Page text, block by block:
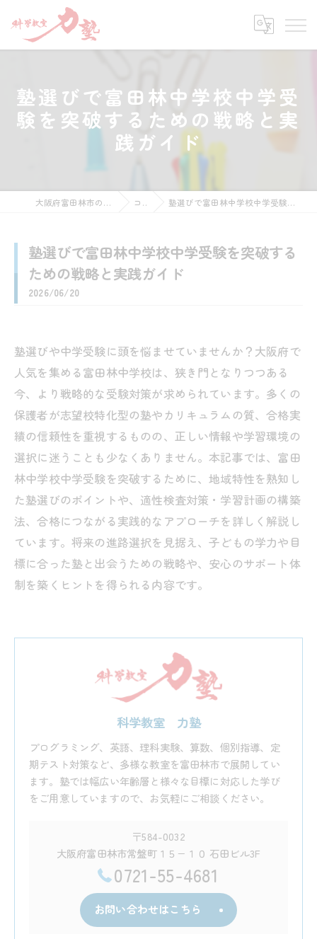
塾選びで富田林中学校中学受
験を突破するための戦略と実
践ガイド
大阪府富田林市の塾なら科学教室 力塾 コラム 塾選びで富田林中学校中学受験を突破するための戦略と実践ガイド
塾選びで富田林中学校中学受験を突破する
ための戦略と実践ガイド
2026/06/20
塾選びや中学受験に頭を悩ませていませんか？大阪府で
人気を集める富田林中学校は、狭き門となりつつある
今、より戦略的な受験対策が求められています。多くの
保護者が志望校特化型の塾やカリキュラムの質、合格実
績の信頼性を重視するものの、正しい情報や学習環境の
選択に迷うことも少なくありません。本記事では、富田
林中学校中学受験を突破するために、地域特性を熟知し
た塾選びのポイントや、適性検査対策・学習計画の構築
法、合格につながる実践的なアプローチを詳しく解説し
ています。将来の進路選択を見据え、子どもの学力や目
標に合った塾と出会うための戦略や、安心のサポート体
制を築くヒントを得られる内容です。
科学教室 力塾
プログラミング、英語、理科実験、算数、個別指導、定
期テスト対策など、多様な教室を富田林市で展開してい
ます。塾では幅広い年齢層と様々な目標に対応した学び
をご用意していますので、お気軽にご相談ください。
〒584-0032
大阪府富田林市常盤町１５−１０ 石田ビル3F
0721-55-4681
お問い合わせはこちら